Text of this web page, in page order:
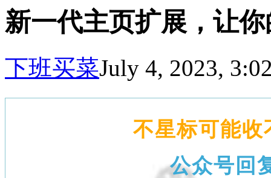
新一代主页扩展，让
下班买菜July 4, 2023,
不星标可能
公众号回